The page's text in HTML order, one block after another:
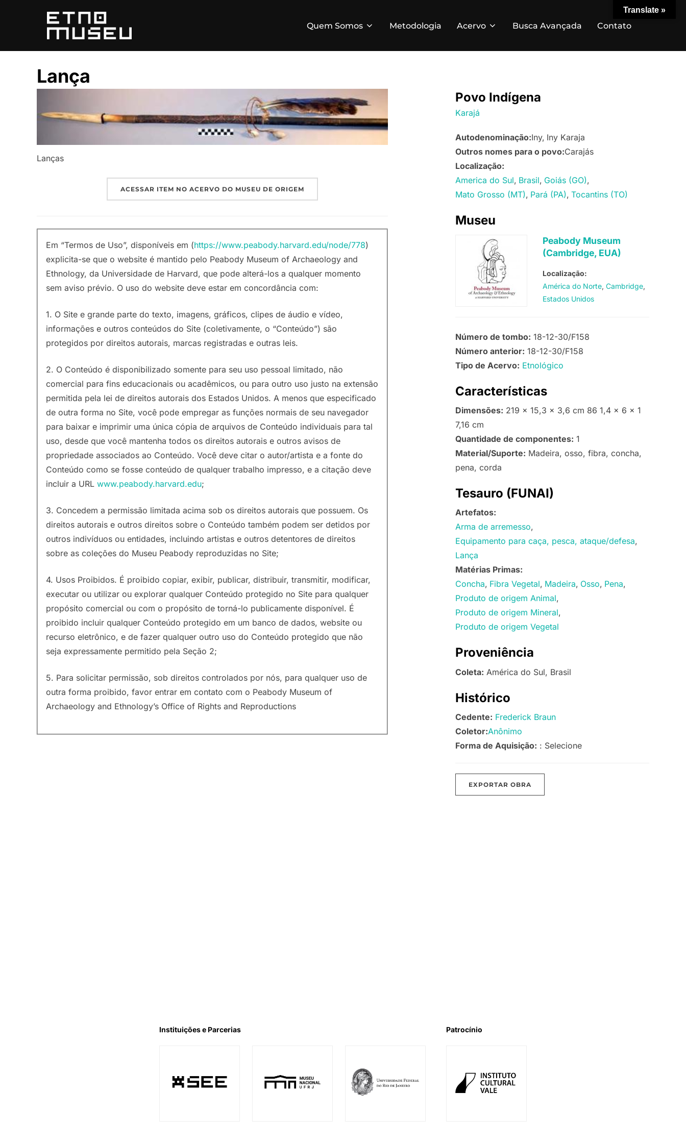
conteúdo
Quem Somos Metodologia Acervo Busca Avançada Contato
Lança
Lanças
ACESSAR ITEM NO ACERVO DO MUSEU DE ORIGEM
Em “Termos de Uso”, disponíveis em (https://www.peabody.harvard.edu/node/778)
explicita-se que o website é mantido pelo Peabody Museum of Archaeology and
Ethnology, da Universidade de Harvard, que pode alterá-los a qualquer momento
sem aviso prévio. O uso do website deve estar em concordância com:
1. O Site e grande parte do texto, imagens, gráficos, clipes de áudio e vídeo,
informações e outros conteúdos do Site (coletivamente, o “Conteúdo”) são
protegidos por direitos autorais, marcas registradas e outras leis.
2. O Conteúdo é disponibilizado somente para seu uso pessoal limitado, não
comercial para fins educacionais ou acadêmicos, ou para outro uso justo na extensão
permitida pela lei de direitos autorais dos Estados Unidos. A menos que especificado
de outra forma no Site, você pode empregar as funções normais de seu navegador
para baixar e imprimir uma única cópia de arquivos de Conteúdo individuais para tal
uso, desde que você mantenha todos os direitos autorais e outros avisos de
propriedade associados ao Conteúdo. Você deve citar o autor/artista e a fonte do
Conteúdo como se fosse conteúdo de qualquer trabalho impresso, e a citação deve
incluir a URL www.peabody.harvard.edu;
3. Concedem a permissão limitada acima sob os direitos autorais que possuem. Os
direitos autorais e outros direitos sobre o Conteúdo também podem ser detidos por
outros indivíduos ou entidades, incluindo artistas e outros detentores de direitos
sobre as coleções do Museu Peabody reproduzidas no Site;
4. Usos Proibidos. É proibido copiar, exibir, publicar, distribuir, transmitir, modificar,
executar ou utilizar ou explorar qualquer Conteúdo protegido no Site para qualquer
propósito comercial ou com o propósito de torná-lo publicamente disponível. É
proibido incluir qualquer Conteúdo protegido em um banco de dados, website ou
recurso eletrônico, e de fazer qualquer outro uso do Conteúdo protegido que não
seja expressamente permitido pela Seção 2;
5. Para solicitar permissão, sob direitos controlados por nós, para qualquer uso de
outra forma proibido, favor entrar em contato com o Peabody Museum of
Archaeology and Ethnology’s Office of Rights and Reproductions
Povo Indígena
Karajá
Autodenominação:Iny Iny Karaja
Outros nomes para o povo:Carajás
Localização:
America do Sul Brasil Goiás (GO)
Mato Grosso (MT) Pará (PA) Tocantins (TO)
Museu
Peabody Museum
(Cambridge, EUA)
Localização:
América do Norte Cambridge
Estados Unidos
Número de tombo: 18-12-30/F158
Número anterior: 18-12-30/F158
Tipo de Acervo: Etnológico
Características
Dimensões: 219 x 15,3 x 3,6 cm 86 1,4 x 6 x 1
7,16 cm
Quantidade de componentes: 1
Material/Suporte: Madeira, osso, fibra, concha,
pena, corda
Tesauro (FUNAI)
Artefatos:
Arma de arremesso
Equipamento para caça, pesca, ataque/defesa
Lança
Matérias Primas:
Concha Fibra Vegetal Madeira Osso Pena
Produto de origem Animal
Produto de origem Mineral
Produto de origem Vegetal
Proveniência
Coleta: América do Sul, Brasil
Histórico
Cedente: Frederick Braun
Coletor:Anônimo
Forma de Aquisição: : Selecione
EXPORTAR OBRA
Instituições e Parcerias Patrocínio
Translate »